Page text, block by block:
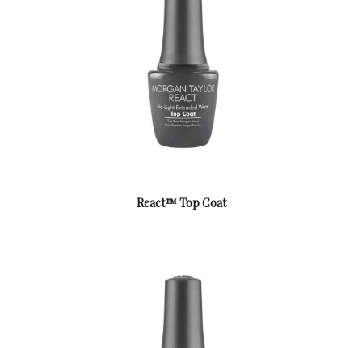
React™ Top Coat